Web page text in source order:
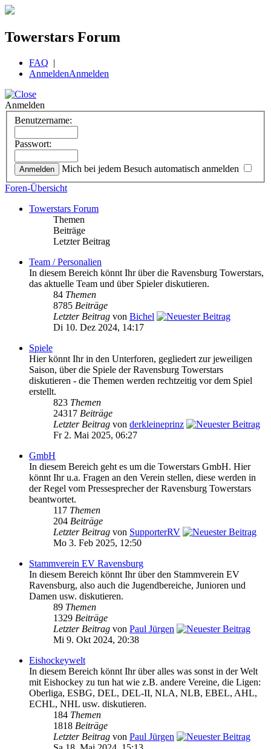
Towerstars Forum
FAQ |
AnmeldenAnmelden
Anmelden
Benutzername:
Passwort:
Mich bei jedem Besuch automatisch anmelden
Foren-Übersicht
Towerstars Forum
Themen
Beiträge
Letzter Beitrag
Team / Personalien
In diesem Bereich könnt Ihr über die Ravensburg Towerstars,
das aktuelle Team und über Spieler diskutieren.
84 Themen
8785 Beiträge
Letzter Beitrag von Bichel
Di 10. Dez 2024, 14:17
Spiele
Hier könnt Ihr in den Unterforen, gegliedert zur jeweiligen
Saison, über die Spiele der Ravensburg Towerstars
diskutieren - die Themen werden rechtzeitig vor dem Spiel
erstellt.
823 Themen
24317 Beiträge
Letzter Beitrag von derkleineprinz
Fr 2. Mai 2025, 06:27
GmbH
In diesem Bereich geht es um die Towerstars GmbH. Hier
könnt Ihr u.a. Fragen an den Verein stellen, diese werden in
der Regel vom Pressesprecher der Ravensburg Towerstars
beantwortet.
117 Themen
204 Beiträge
Letzter Beitrag von SupporterRV
Mo 3. Feb 2025, 12:50
Stammverein EV Ravensburg
In diesem Bereich könnt Ihr über den Stammverein EV
Ravensburg, also auch die Jugendbereiche, Junioren und
Damen usw. diskutieren.
89 Themen
1329 Beiträge
Letzter Beitrag von Paul Jürgen
Mi 9. Okt 2024, 20:38
Eishockeywelt
In diesem Bereich könnt Ihr über alles was sonst in der Welt
mit Eishockey zu tun hat wie z.B. andere Vereine, die Ligen:
Oberliga, ESBG, DEL, DEL-II, NLA, NLB, EBEL, AHL,
ECHL, NHL usw. diskutieren.
184 Themen
1818 Beiträge
Letzter Beitrag von Paul Jürgen